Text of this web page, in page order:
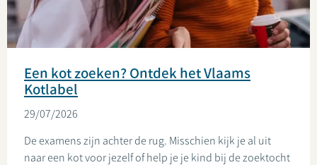
Een kot zoeken? Ontdek het Vlaams
Kotlabel
29/07/2026
De examens zijn achter de rug. Misschien kijk je al uit
naar een kot voor jezelf of help je je kind bij de zoektocht